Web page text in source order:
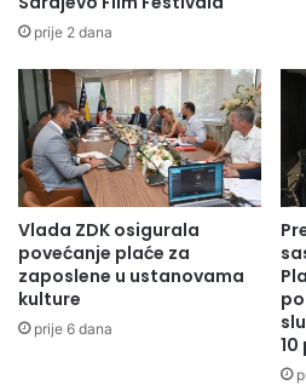
prije 2 dana
Vlada ZDK osigurala
povećanje plaće za
zaposlene u ustanovama
kulture
prije 6 dana